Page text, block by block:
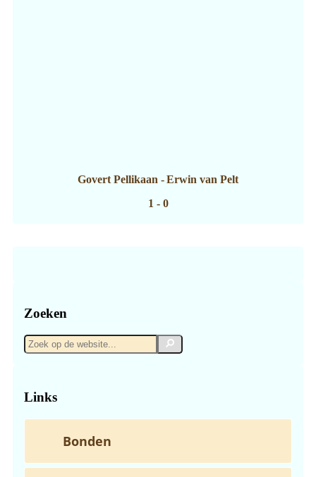
Govert Pellikaan - Erwin van Pelt
1 - 0
Zoeken
Zoek
op
Zoek
Links
Bonden